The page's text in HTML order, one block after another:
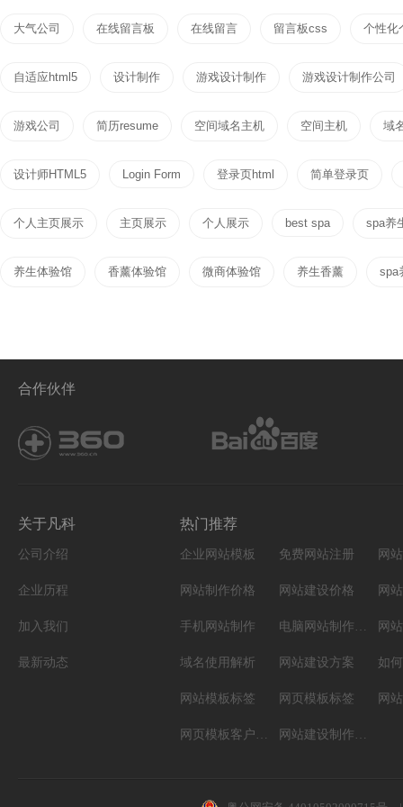
大气公司 在线留言板 在线留言 留言板css 个性化
自适应html5 设计制作 游戏设计制作 游戏设计制作公司
游戏公司 简历resume 空间域名主机 空间主机 域
设计师HTML5 Login Form 登录页html 简单登录页
个人主页展示 主页展示 个人展示 best spa spa养
养生体验馆 香薰体验馆 微商体验馆 养生香薰 spa
合作伙伴
关于凡科
公司介绍
企业历程
加入我们
最新动态
热门推荐
企业网站模板 免费网站注册 网
网站制作价格 网站建设价格 网
手机网站制作 电脑网站制作设计 网
域名使用解析 网站建设方案 如
网站模板标签 网页模板标签
网页模板客户案例 网站建设制作知识